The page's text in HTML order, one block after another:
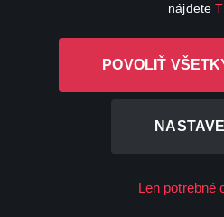
nájdete
POVOLIŤ
Len potrebné
Canal+ Luxembourg S. à r.l. so